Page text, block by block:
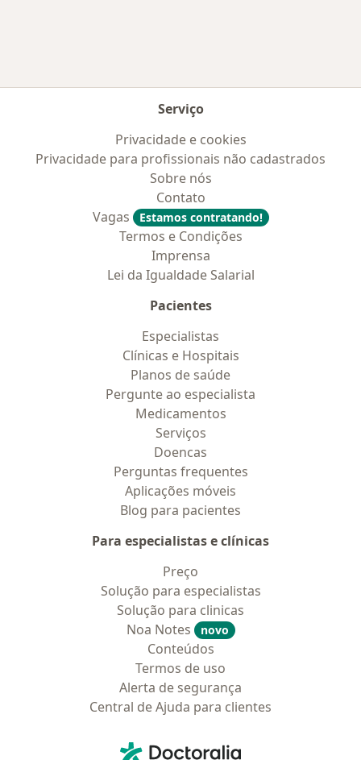
Serviço
Privacidade e cookies
Privacidade para profissionais não cadastrados
Sobre nós
Contato
Vagas
Estamos contratando!
Termos e Condições
Imprensa
Lei da Igualdade Salarial
Pacientes
Especialistas
Clínicas e Hospitais
Planos de saúde
Pergunte ao especialista
Medicamentos
Serviços
Doencas
Perguntas frequentes
Aplicações móveis
Blog para pacientes
Para especialistas e clínicas
Preço
Solução para especialistas
Solução para clinicas
Noa Notes
novo
Conteúdos
Termos de uso
Alerta de segurança
Central de Ajuda para clientes
Doctoralia - Homepage